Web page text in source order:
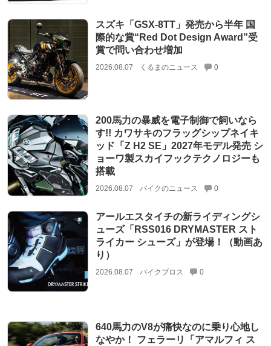
スズキ「GSX-8TT」発売から半年 国
際的な賞“Red Dot Design Award”受
賞で問い合わせ増加
2026.08.07 くるまのニュース 0
200馬力の暴威を電子制御で飼いなら
す!! カワサキのフラッグシップネイキ
ッド「Z H2 SE」2027年モデル発売 シ
ョーワ製スカイフックテクノロジーも
搭載
2026.08.07 バイクのニュース 0
アールエスタイチの新ライディングシ
ューズ「RSS016 DRYMASTER スト
ライカー シューズ」が登場！（動画あ
り）
2026.08.07 バイクブロス 0
640馬力のV8が痛快なのに乗り心地し
なやか！ フェラーリ「アマルフィ ス